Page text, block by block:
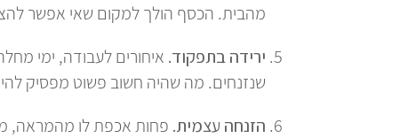
מהבית. הכסף הולך למקום שאי אפשר
ירידה בתפקוד. איחורים לעבודה, ימי
שנזנחים. מה שהיה חשוב פשוט מפסיק
הזנחה עצמית. פחות אכפת לו מהמראה,